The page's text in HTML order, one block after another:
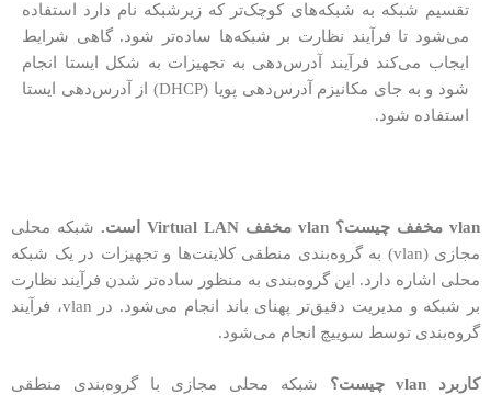
تقسیم شبکه به شبکه‌های کوچک‌تر که زیرشبکه نام دارد استفاده
می‌شود تا فرآیند نظارت بر شبکه‌ها ساده‌تر شود. گاهی شرایط
ایجاب می‌کند فرآیند آدرس‌دهی به تجهیزات به شکل ایستا انجام
شود و به جای مکانیزم آدرس‌دهی پویا (DHCP) از آدرس‌دهی ایستا
استفاده شود.
vlan مخفف چیست؟ vlan مخفف Virtual LAN است.
شبکه محلی
مجازی (vlan) به گروه‌بندی منطقی کلاینت‌ها و تجهیزات در یک شبکه
محلی اشاره دارد. این گروه‌بندی به منظور ساده‌تر شدن فرآیند نظارت
بر شبکه و مدیریت دقیق‌تر پهنای باند انجام می‌شود. در vlan، فرآیند
گروه‌بندی توسط سوییچ انجام می‌شود.
کاربرد vlan چیست؟
شبکه محلی مجازی با گروه‌بندی منطقی